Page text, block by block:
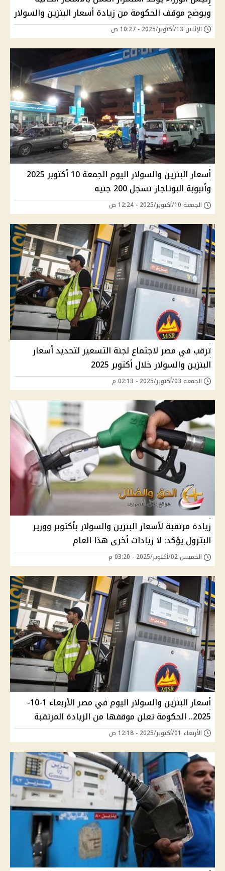
ويوضح موقف الحكومة من زيادة أسعار البنزين والسولار
الإثنين 13/أكتوبر/2025 - 10:27 ص
أسعار البنزين والسولار اليوم الجمعة 10 أكتوبر 2025
وأنبوبة البوتاجاز تسجل 200 جنيه
الجمعة 10/أكتوبر/2025 - 12:24 ص
ترقب في مصر لاجتماع لجنة التسعير لتحديد أسعار
البنزين والسولار خلال أكتوبر 2025
الجمعة 03/أكتوبر/2025 - 02:13 م
زيادة مرتقبة لأسعار البنزين والسولار بأكتوبر ووزير
البترول يؤكد: لا زيادات أخرى هذا العام
الخميس 02/أكتوبر/2025 - 03:20 م
أسعار البنزين والسولار اليوم في مصر الأربعاء 1-10-
2025.. الحكومة تعلن موقفها من الزيادة المرتقبة
الأربعاء 01/أكتوبر/2025 - 12:18 ص